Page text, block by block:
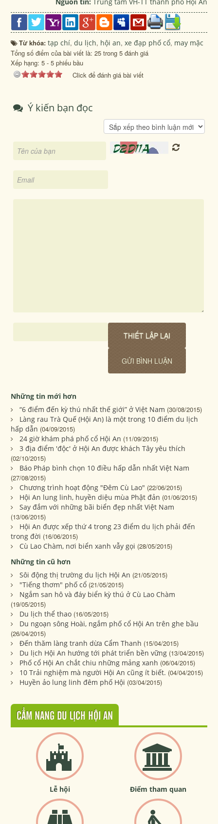
Từ khóa:tạp chí,du lịch, hội an,xe đạp phố cổ, may mặc
Tổng số điểm của bài viết là: 25 trong 5 đánh giá
Xếp hạng:5 -5 phiếu bầu
Click để đánh giá bài viết
Ý kiến bạn đọc
Những tin mới hơn
“6 điểm đến kỳ thú nhất thế giới” ở Việt Nam (30/08/2015)
Làng rau Trà Quế (Hội An) là một trong 10 điểm du lịch
hấp dẫn (04/09/2015)
24 giờ khám phá phố cổ Hội An (11/09/2015)
3 địa điểm 'độc' ở Hội An được khách Tây yêu thích
(02/10/2015)
Báo Pháp bình chọn 10 điều hấp dẫn nhất Việt Nam
(27/08/2015)
Chương trình hoạt động "Đêm Cù Lao" (22/06/2015)
Hội An lung linh, huyền diệu mùa Phật đản (01/06/2015)
Say đắm với những bãi biển đẹp nhất Việt Nam
(13/06/2015)
Hội An được xếp thứ 4 trong 23 điểm du lịch phải đến
trong đời (16/06/2015)
Cù Lao Chàm, nơi biển xanh vẫy gọi (28/05/2015)
Những tin cũ hơn
Sôi động thị trường du lịch Hội An (21/05/2015)
"Tiếng thơm" phố cổ (21/05/2015)
Ngắm san hô và đáy biển kỳ thú ở Cù Lao Chàm
(19/05/2015)
Du lịch thể thao (16/05/2015)
Du ngoạn sông Hoài, ngắm phố cổ Hội An trên ghe bầu
(26/04/2015)
Đến thăm làng tranh dừa Cẩm Thanh (15/04/2015)
Du lịch Hội An hướng tới phát triển bền vững (13/04/2015)
Phố cổ Hội An chắt chiu những mảng xanh (06/04/2015)
10 Trải nghiệm mà người Hội An cũng ít biết. (04/04/2015)
Huyền ảo lung linh đêm phố Hội (03/04/2015)
CẨM NANG DU LỊCH HỘI AN
Lễ hội Điểm tham quan